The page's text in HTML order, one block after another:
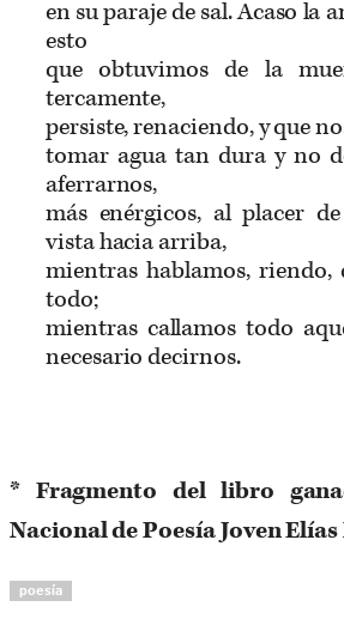
en su paraje de sal. Acaso la
esto
que obtuvimos de la
tercamente,
persiste, renaciendo, y que
tomar agua tan dura y no
aferrarnos,
más enérgicos, al placer
vista hacia arriba,
mientras hablamos,
todo;
mientras callamos todo
necesario decirnos.
* Fragmento del libro
Nacional de Poesía Joven
poesía